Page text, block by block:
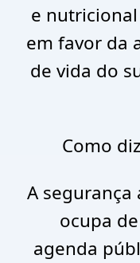
e
em favor da
de vida do
Como
A
ocupa
agenda